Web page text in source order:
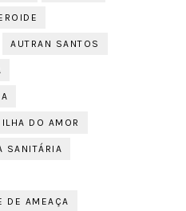
AUTRAN SANTOS
DO AMOR
SANITÁRIA
DE AMEAÇA